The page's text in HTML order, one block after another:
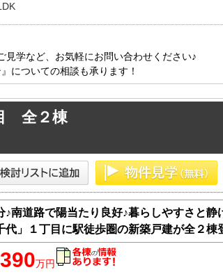
学など、お気軽にお問い合わせください♪
についての相談も承ります！
全２棟
♪南道路で陽当たり良好♪暮らしやすさと静
代」１丁目に駅徒歩圏の新築戸建が全２棟
万円
代方面エリアの新築一戸建
千代方面エリアの中古一戸建
千代方面エリアのマンション
千代方面エリアの土地
船橋･市川･
船橋･市川･
船橋･市川･
築一戸建
古一戸建
ンション
東京全域エ
東京全域エ
東京全域エ
東京全域エ